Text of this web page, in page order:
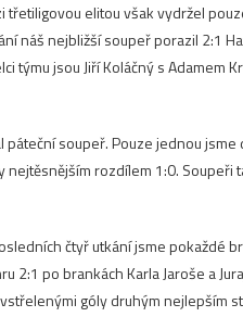
elitou však vydržel
náš nejbližší soupeř porazil 2:1
jsou Jiří Koláčný s Adamem
soupeř. Pouze jednou jsme
rozdílem 1:0. Soupeři
čtyř utkání jsme pokaždé
2:1 po brankách Karla Jaroše a
góly druhým nejlepším